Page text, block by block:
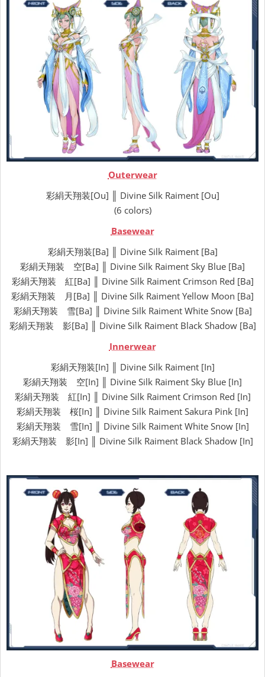
Outerwear
彩絹天翔装[Ou] ║ Divine Silk Raiment [Ou]
(6 colors)
Basewear
彩絹天翔装[Ba] ║ Divine Silk Raiment [Ba]
彩絹天翔装 空[Ba] ║ Divine Silk Raiment Sky Blue [Ba]
彩絹天翔装 紅[Ba] ║ Divine Silk Raiment Crimson Red [Ba]
彩絹天翔装 月[Ba] ║ Divine Silk Raiment Yellow Moon [Ba]
彩絹天翔装 雪[Ba] ║ Divine Silk Raiment White Snow [Ba]
彩絹天翔装 影[Ba] ║ Divine Silk Raiment Black Shadow [Ba]
Innerwear
彩絹天翔装[In] ║ Divine Silk Raiment [In]
彩絹天翔装 空[In] ║ Divine Silk Raiment Sky Blue [In]
彩絹天翔装 紅[In] ║ Divine Silk Raiment Crimson Red [In]
彩絹天翔装 桜[In] ║ Divine Silk Raiment Sakura Pink [In]
彩絹天翔装 雪[In] ║ Divine Silk Raiment White Snow [In]
彩絹天翔装 影[In] ║ Divine Silk Raiment Black Shadow [In]
Basewear